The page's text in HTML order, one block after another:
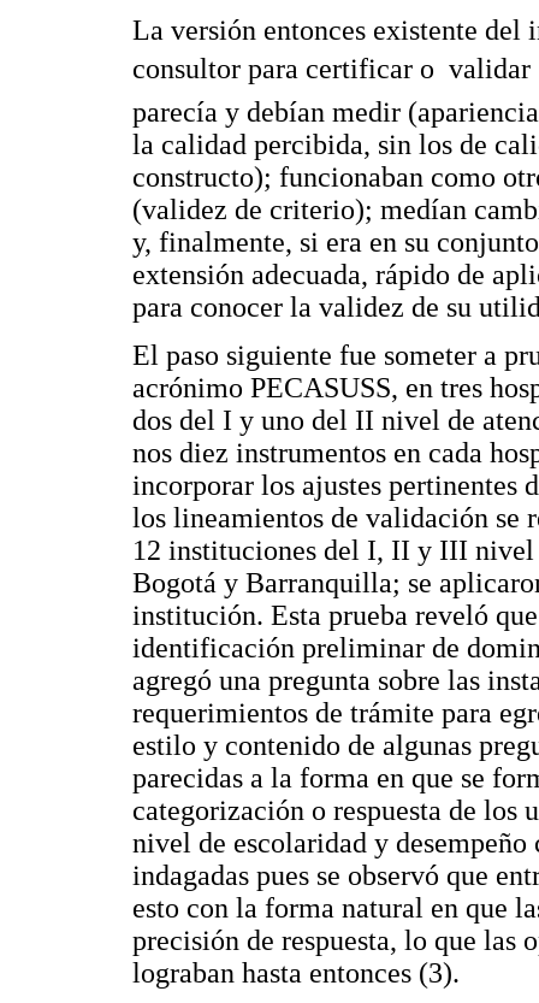
La versión entonces existente
consultor para certificar o 
parecía y debían medir
la calidad percibida, sin los de
constructo); funcionaban como
(validez de criterio); medían
y, finalmente, si era en su
extensión adecuada, rápido de
para conocer la validez de su
El paso siguiente fue someter a
acrónimo PECASUSS, en tres
dos del I y uno del II nivel de
nos diez instrumentos en cada
incorporar los ajustes pertinentes
los lineamientos de validación se
12 instituciones del I, II y III nivel
Bogotá y Barranquilla; se
institución. Esta prueba reveló
identificación preliminar de
agregó una pregunta sobre las
requerimientos de trámite para
estilo y contenido de algunas
parecidas a la forma en que se
categorización o respuesta de los
nivel de escolaridad y
indagadas pues se observó que
esto con la forma natural en que
precisión de respuesta, lo que las
lograban hasta entonces (3).